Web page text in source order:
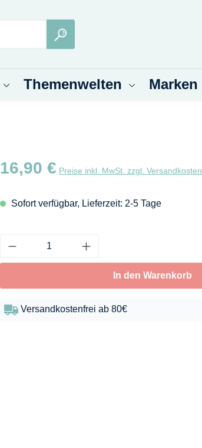
Themenwelten Marken
Regulärer Preis:
16,90 € Preise inkl. MwSt. zzgl. Versandkosten
Sofort verfügbar, Lieferzeit: 2-5 Tage
In den Warenkorb
Versandkostenfrei ab 80€